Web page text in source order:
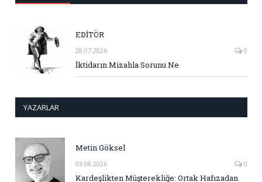
EDİTÖR
28.07.2026 0
İktidarın Mizahla Sorunu Ne
YAZARLAR
Metin Göksel
03.08.2026 0
Kardeşlikten Müşterekliğe: Ortak Hafızadan